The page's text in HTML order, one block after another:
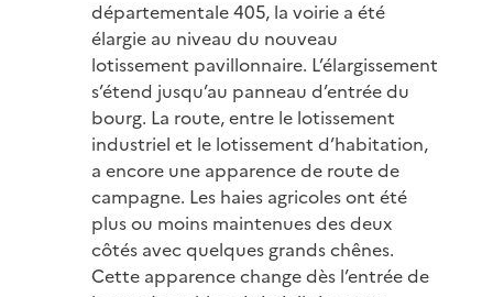
départementale 405, la voirie a été
élargie au niveau du nouveau
lotissement pavillonnaire. L’élargissement
s’étend jusqu’au panneau d’entrée du
bourg. La route, entre le lotissement
industriel et le lotissement d’habitation,
a encore une apparence de route de
campagne. Les haies agricoles ont été
plus ou moins maintenues des deux
côtés avec quelques grands chênes.
Cette apparence change dès l’entrée de